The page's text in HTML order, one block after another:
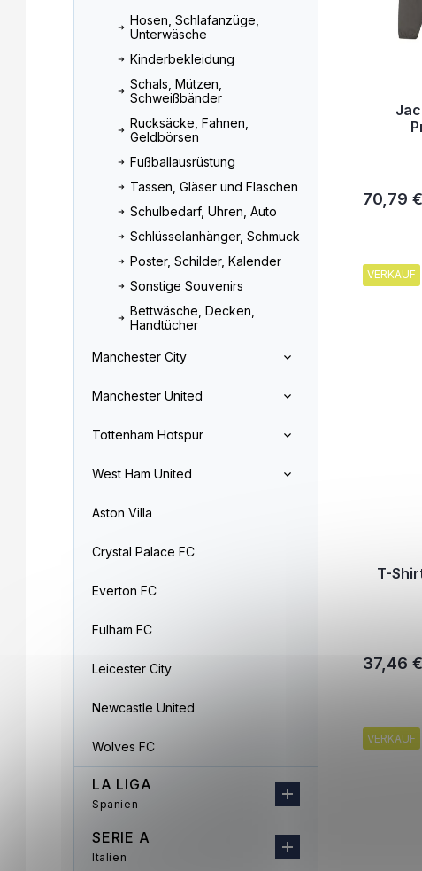
Hosen, Schlafanzüge,
Unterwäsche
Kinderbekleidung
Schals, Mützen,
Schweißbänder
Rucksäcke, Fahnen,
Geldbörsen
Fußballausrüstung
Tassen, Gläser und Flaschen
Schulbedarf, Uhren, Auto
Schlüsselanhänger, Schmuck
Poster, Schilder, Kalender
Sonstige Souvenirs
Bettwäsche, Decken,
Handtücher
Manchester City
Manchester United
Tottenham Hotspur
West Ham United
Aston Villa
Crystal Palace FC
Everton FC
Fulham FC
Leicester City
Newcastle United
Wolves FC
LA LIGA
Spanien
SERIE A
Italien
70,79 €
VERKAUF
T-
37,46 €
VERKAUF